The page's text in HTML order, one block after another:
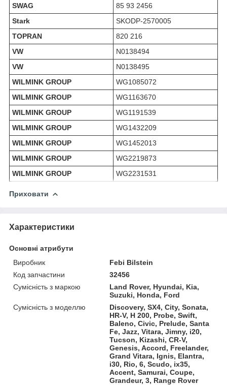
SWAG
85 93 2456
Stark
SKODP-2570005
TOPRAN
820 216
VW
N0138494
VW
N0138495
WILMINK GROUP
WG1085072
WILMINK GROUP
WG1163670
WILMINK GROUP
WG1191539
WILMINK GROUP
WG1432209
WILMINK GROUP
WG1452013
WILMINK GROUP
WG2219873
WILMINK GROUP
WG2231531
Приховати
Характеристики
Основні атрибути
Виробник
Febi Bilstein
Код запчастини
32456
Сумісність з маркою
Land Rover, Hyundai, Kia,
Suzuki, Honda, Ford
Сумісність з моделлю
Discovery, SX4, City, Sonata,
HR-V, H 200, Probe, Swift,
Baleno, Civic, Prelude, Santa
Fe, Jazz, Vitara, Jimny, i20,
Tucson, Kizashi, CR-V,
Genesis, Accord, Freelander,
Grand Vitara, Ignis, Elantra,
i30, Rio, 6, Scudo, ix35,
Accent, Samurai, Coupe,
Grandeur, 3, Range Rover